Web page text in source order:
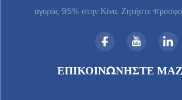
αγοράς 95% στην Κίνα. Ζητήστε
ΕΠΙΚΟΙΝΩΝΉΣΤΕ